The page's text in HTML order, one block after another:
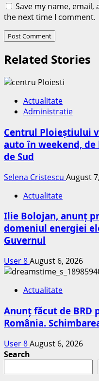
Save my name,
the next time I comment.
Related Stories
Actualitate
Administratie
Centrul Ploieștiului
auto în weekend, de
de Sud
Selena Cristescu August
Actualitate
Ilie Bolojan, anunț
domeniul energiei
Guvernul
User 8August 6, 2026
Actualitate
Anunț făcut de BRD
România.
User 8August 6, 2026
Search